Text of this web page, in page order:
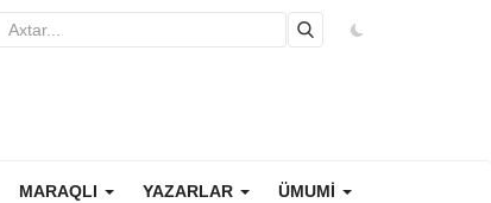
MARAQLI YAZARLAR ÜMUMİ